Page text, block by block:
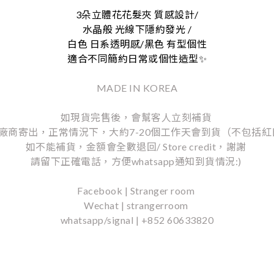
3朵立體花花髮夾 質感設計/
水晶般 光線下隱約發光 /
白色 日系透明感/黑色 有型個性
適合不同簡約日常或個性造型✨
MADE IN KOREA
如現貨完售後，會幫客人立刻補貨
商寄出，正常情況下，大約7-20個工作天會到貨（不包括紅
如不能補貨，金額會全數退回/ Store credit，謝謝
請留下正確電話，方便whatsapp通知到貨情況:)
Facebook | Stranger room
Wechat | strangerroom
whatsapp/signal | +852 60633820